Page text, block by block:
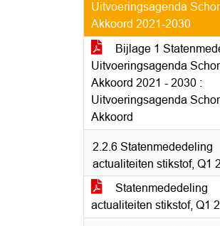
Uitvoeringsagenda
Akkoord 2021-2030
Bijlage 1
Uitvoeringsagenda
Akkoord 2021 - 2030 :
Uitvoeringsagenda
Akkoord
2.2.6 Statenmededeling
actualiteiten stikstof, Q1
Statenmededeling
actualiteiten stikstof, Q1